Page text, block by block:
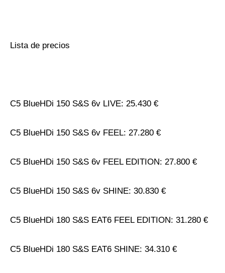
Lista de precios
C5 BlueHDi 150 S&S 6v LIVE: 25.430 €
C5 BlueHDi 150 S&S 6v FEEL: 27.280 €
C5 BlueHDi 150 S&S 6v FEEL EDITION: 27.800 €
C5 BlueHDi 150 S&S 6v SHINE: 30.830 €
C5 BlueHDi 180 S&S EAT6 FEEL EDITION: 31.280 €
C5 BlueHDi 180 S&S EAT6 SHINE: 34.310 €